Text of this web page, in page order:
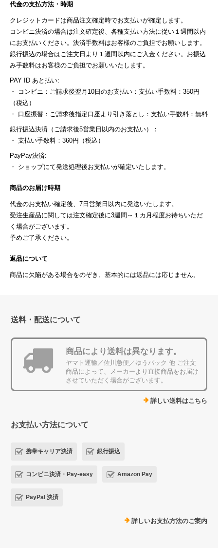
代金の支払方法・時期
クレジットカードは商品注文確定時でお支払いが確定します。
コンビニ決済の場合は注文確定後、各種支払い方法に従い１週間以内
にお支払いください。決済手数料はお客様のご負担でお願いします。
銀行振込の場合はご注文日より１週間以内にご入金ください。お振込
み手数料はお客様のご負担でお願いいたします。
PAY ID あと払い:
・ コンビニ：ご請求後翌月10日のお支払い：支払い手数料：350円
（税込）
・ 口座振替：ご請求後指定口座より引き落とし：支払い手数料：無料
銀行振込決済（ご請求後5営業日以内のお支払い）：
・ 支払い手数料：360円（税込）
PayPay決済:
・ ショップにて発送処理後お支払いが確定いたします。
商品のお届け時期
代金のお支払い確定後、7日営業日以内に発送いたします。
受注生産品に関しては注文確定後に3週間～１カ月程度お待ちいただ
く場合がございます。
予めご了承ください。
返品について
商品に欠陥がある場合をのぞき、基本的には返品には応じません。
送料・配送について
商品により送料は異なります。
ヤマト運輸／佐川急便／ゆうパック 他 ご注文
商品によって、メーカーより直接商品をお届け
させていただく場合がございます。
詳しい送料はこちら
お支払い方法について
携帯キャリア決済 銀行振込
コンビニ決済・Pay-easy Amazon Pay
PayPal 決済
詳しいお支払方法のご案内